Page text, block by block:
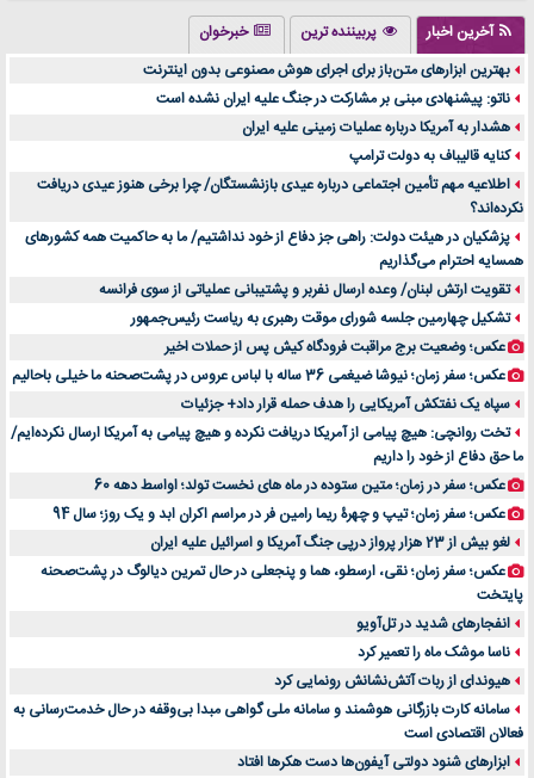
تولید لیوان کاغذی یک کسب‌ و کار پر سود و رو‌ به‌ رشد در بازار ایران
درد زانو بعد از تمرین با تردمیل؟ شاید مشکل از این انتخاب باشد
آینده موسیقی هم‌اکنون در اینجاست
بهترین راه تبلیغات کلینیک زیبایی و افزایش مشتری کدام است؟
مقایسه قالب آسترا با وودمارت و فلت‌سام (فارسی)
خرید سمعک کارکرده یا دست دوم | نکات مهم قبل از تصمیم‌گیری
خرید و فروش قطعات سرور دست دوم در ماهان شبکه ایرانیان
اهمیت انتخاب بهترین وکیل در سعادت آباد برای پرونده‌های حساس و کلان
لیفتراک صفر؛ راهنمای جامع خرید، قیمت و فروش در ایران
راهنمای جامع بهترین کفش ورزشی برای دویدن و استفاده روزمره | بررسی ۱۲ مدل برتر
آخرین اخبار پربیننده ترین
خبرخوان
بهترین ابزارهای متن‌باز برای اجرای هوش مصنوعی بدون اینترنت
ناتو: پیشنهادی مبنی بر مشارکت در جنگ علیه ایران نشده است
هشدار به آمریکا درباره عملیات زمینی علیه ایران
کنایه قالیباف به دولت ترامپ
اطلاعیه مهم تأمین اجتماعی درباره عیدی بازنشستگان/ چرا برخی هنوز عیدی دریافت
نکرده‌اند؟
پزشکیان در هیئت دولت: راهی جز دفاع از خود نداشتیم/ ما به حاکمیت همه کشورهای
همسایه احترام می‌گذاریم
تقویت ارتش لبنان/ وعده ارسال نفربر و پشتیبانی عملیاتی از سوی فرانسه
تشکیل چهارمین جلسه شورای موقت رهبری به ریاست رئیس‌جمهور
عکس؛ وضعیت برج مراقبت فرودگاه کیش پس از حملات اخیر
عکس؛ سفر زمان؛ نیوشا ضیغمی 36 ساله با لباس عروس در پشت‌صحنه ما خیلی باحالیم
سپاه یک نفتکش آمریکایی را هدف حمله قرار داد+ جزئیات
تخت روانچی: هیچ پیامی از آمریکا دریافت نکرده و هیچ پیامی به آمریکا ارسال نکرده‌ایم/
ما حق دفاع از خود را داریم
عکس؛ سفر در زمان؛ متین ستوده در ماه های نخست تولد؛ اواسط دهه 60
عکس؛ سفر زمان؛ تیپ و چهرۀ ریما رامین فر در مراسم اکران ابد و یک روز؛ سال 94
لغو بیش از 23 هزار پرواز درپی جنگ آمریکا و اسرائیل علیه ایران
عکس؛ سفر زمان؛ نقی، ارسطو، هما و پنجعلی در حال تمرین دیالوگ در پشت‌صحنه
پایتخت
انفجارهای شدید در تل‌آویو
ناسا موشک ماه را تعمیر کرد
هیوندای از ربات آتش‌نشانش رونمایی کرد
سامانه کارت بازرگانی هوشمند و سامانه ملی گواهی مبدا بی‌وقفه در حال خدمت‌رسانی به
فعالان اقتصادی است
ابزارهای شنود دولتی آیفون‌ها دست هکرها افتاد